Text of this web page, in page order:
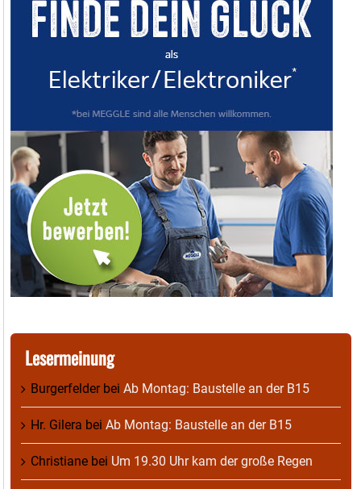
Lesermeinung
Burgerfelderbei Ab Montag: Baustelle an der B15
Hr. Gilera bei Ab Montag: Baustelle an der B15
Christiane bei Um 19.30 Uhr kam der große Regen